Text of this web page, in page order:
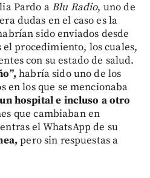
Pardo aBlu Radio, uno de
dudas en el caso es la
sido enviados desde
procedimiento, los cuales,
con su estado de salud.
habría sido uno de los
en los que se mencionaba
hospital e incluso a otro
que cambiaban en
el WhatsApp de su
pero sin respuestas a